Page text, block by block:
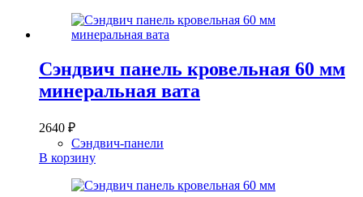
Сэндвич панель кровельная 60 мм
минеральная вата
2640 ₽
Сэндвич-панели
В корзину